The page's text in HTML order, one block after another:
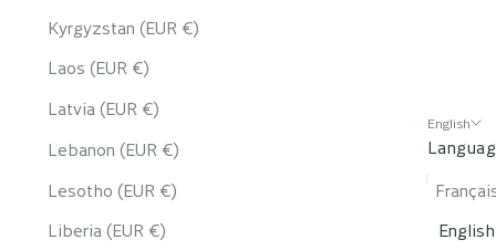
Kyrgyzstan (EUR €)
Laos (EUR €)
Latvia (EUR €)
Lebanon (EUR €)
Lesotho (EUR €)
Liberia (EUR €)
English
English